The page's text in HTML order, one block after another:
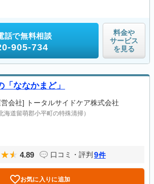
話で無料相談
905-734
料金や
サービス
を見る
「ななかまど」
会社] トータルサイドケア株式会社
北海道留萌郡小平町の特殊清掃）
4.89 口コミ・評判 9件
お気に入りに追加